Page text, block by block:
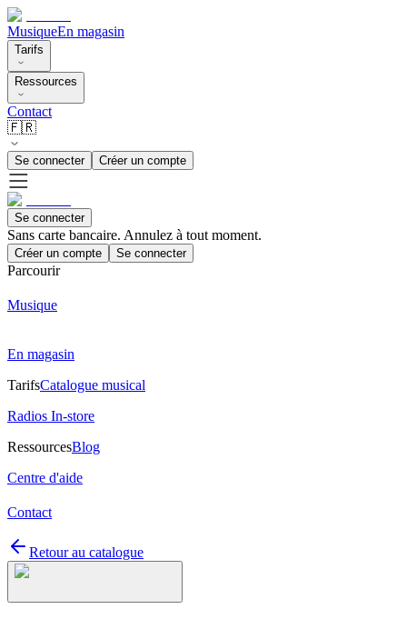
MusiqueEn magasin
Tarifs
Ressources
Contact
🇫🇷
Se connecter Créer un compte
Se connecter
Sans carte bancaire. Annulez à tout moment.
Créer un compte Se connecter
Parcourir
Musique
En magasin
TarifsCatalogue musical
Radios In-store
RessourcesBlog
Centre d'aide
Contact
Retour au catalogue